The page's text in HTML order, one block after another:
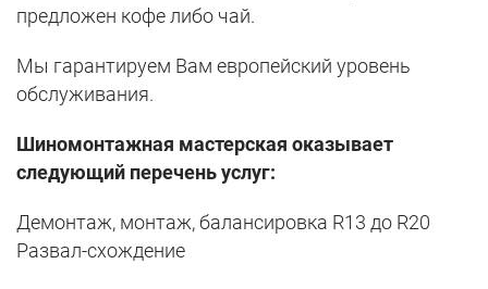
предложен кофе либо чай.
Мы гарантируем Вам европейский уровень
обслуживания.
Шиномонтажная мастерская оказывает
следующий перечень услуг:
Демонтаж, монтаж, балансировка R13 до R20
Развал-схождение